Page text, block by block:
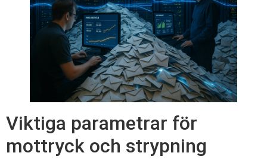
Viktiga parametrar för
mottryck och strypning